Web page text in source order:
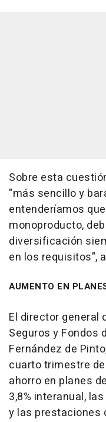
Sobre esta
"más sencillo y
entenderíamos
monoproducto,
diversificación
en los requisitos",
AUMENTO EN
El director general
Seguros y Fondos
Fernández de
cuarto trimestre
ahorro en planes
3,8% interanual,
y las prestaciones